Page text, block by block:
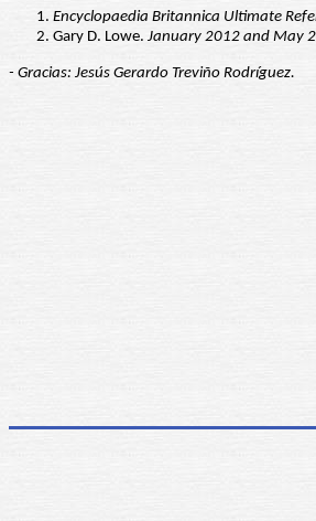
Encyclopaedia Britannica Ultimate
Gary D. Lowe. January 2012 and May
- Gracias: Jesús Gerardo Treviño Rodríguez.